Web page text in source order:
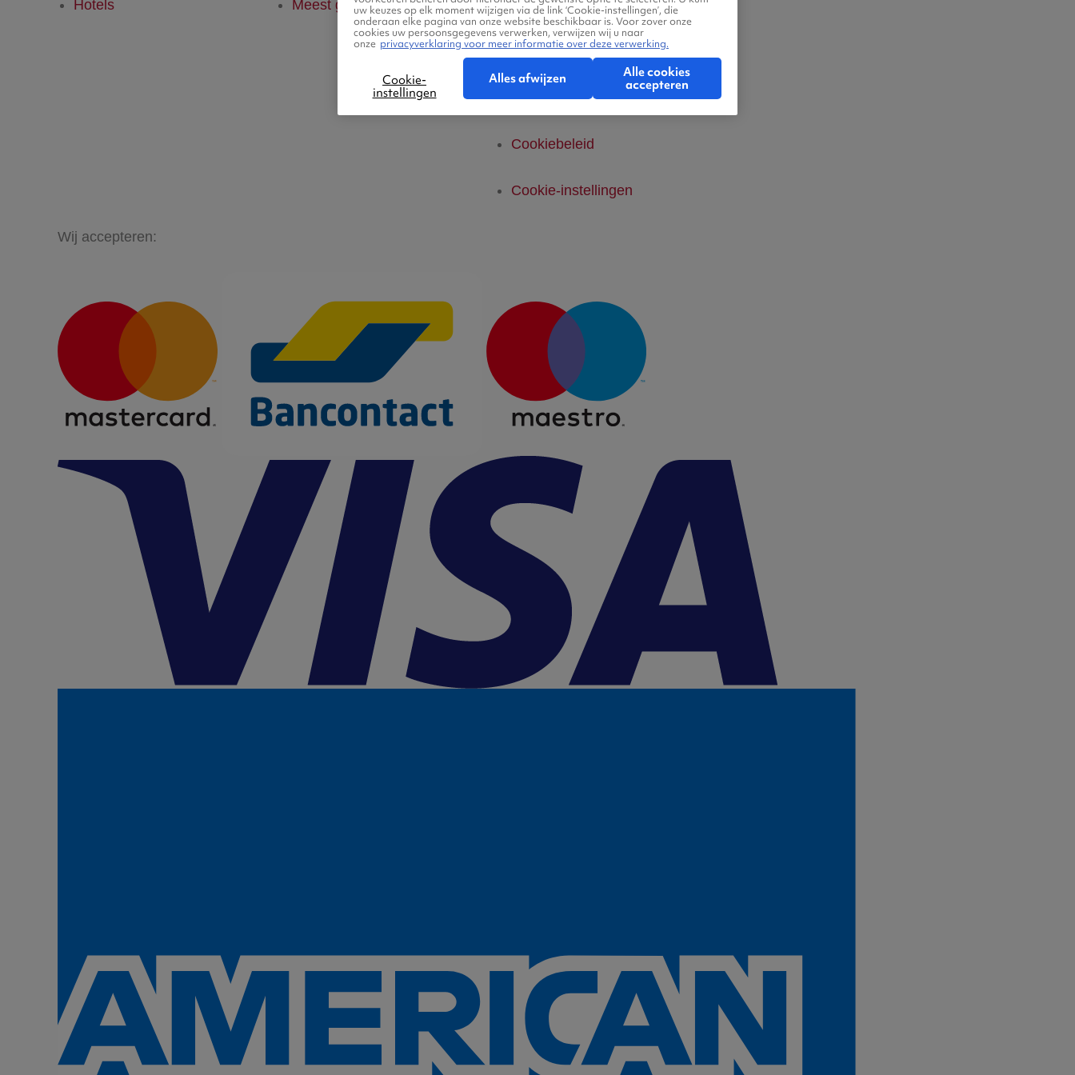
Hotels Meest gestelde vragen Privacyverklaring
Legal Notice
Platform Transparantie
Cookiebeleid
Cookie-instellingen
Wij accepteren:
uw keuzes op elk moment wijzigen via de link ‘Cookie-instellingen’, die
onderaan elke pagina van onze website beschikbaar is. Voor zover onze
cookies uw persoonsgegevens verwerken, verwijzen wij u naar
onze privacyverklaring voor meer informatie over deze verwerking.
Cookie-
instellingen
Alles afwijzen
Alle cookies
accepteren